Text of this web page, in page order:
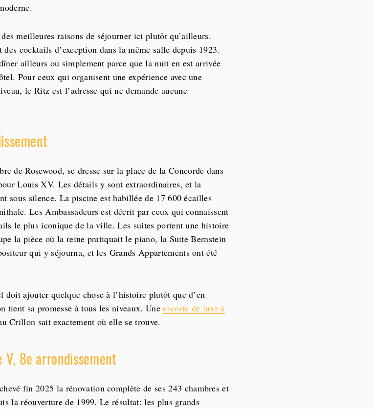
meilleures raisons de séjourner ici plutôt qu’ailleurs.
cocktails d’exception dans la même salle depuis 1923.
ailleurs ou simplement parce que la nuit en est arrivée
Pour ceux qui organisent une expérience avec une
le Ritz est l’adresse qui ne demande aucune
de Rosewood, se dresse sur la place de la Concorde dans
Louis XV. Les détails y sont extraordinaires, et la
sous silence. La piscine est habillée de 17 600 écailles
Les Ambassadeurs est décrit par ceux qui connaissent
le plus iconique de la ville. Les suites portent une histoire
la pièce où la reine pratiquait le piano, la Suite Bernstein
qui y séjourna, et les Grands Appartements ont été
doit ajouter quelque chose à l’histoire plutôt que d’en
tient sa promesse à tous les niveaux. Uneescorte de luxe à
Crillon sait exactement où elle se trouve.
V, 8e arrondissement
fin 2025 la rénovation complète de ses 243 chambres et
la réouverture de 1999. Le résultat: les plus grands